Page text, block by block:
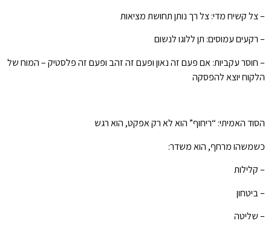
– צל קשיח מדי: צל רך נותן תחושת מציאות
– רקעים עמוסים: תן ללוגו לנשום
– חוסר עקביות: אם פעם זה נאון ופעם זה זהב ופעם זה פלסטיק – המוח של
הלקוח יוצא להפסקה
הסוד האמיתי: “ריחוף” הוא לא רק אפקט, הוא רגש
כשמשהו מרחף, הוא משדר:
– קלילות
– ביטחון
– שליטה